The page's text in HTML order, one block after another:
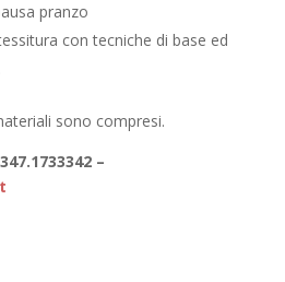
pranzo
con tecniche di base ed
sono compresi.
–